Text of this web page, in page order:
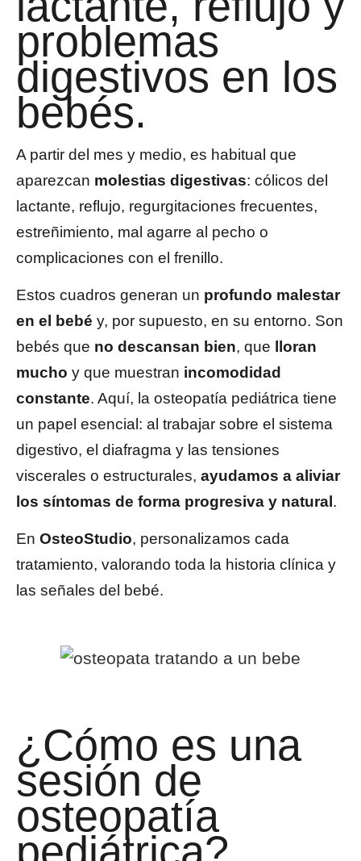
problemas
digestivos en los
bebés.
A partir del mes y medio, es habitual que
aparezcan molestias digestivas: cólicos del
lactante, reflujo, regurgitaciones frecuentes,
estreñimiento, mal agarre al pecho o
complicaciones con el frenillo.
Estos cuadros generan un profundo malestar
en el bebé y, por supuesto, en su entorno. Son
bebés que no descansan bien, que
lloran
mucho y que muestran incomodidad
constante. Aquí, la osteopatía pediátrica tiene
un papel esencial: al trabajar sobre el sistema
digestivo, el diafragma y las tensiones
viscerales o estructurales, ayudamos a aliviar
los síntomas de forma progresiva y natural .
En OsteoStudio, personalizamos cada
tratamiento, valorando toda la historia clínica y
las señales del bebé.
¿Cómo es una
sesión de
osteopatía